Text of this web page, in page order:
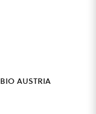
bio austria